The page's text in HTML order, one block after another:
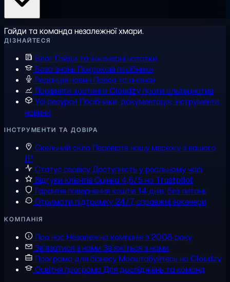
Гайди та команда незалежної хмари.
ДІЗНАЙТЕСЯ
Блог Гайди та інженерні нотатки
База знань Покрокові посібники
Редакція новин Преса та анонси
Порівняти хостинги Cloudzy проти альтернатив
Усі ресурси Посібники, документація, інструменти,
новини
ІНСТРУМЕНТИ ТА ДОВІРА
Скельний скло Перевірте нашу мережу з вашого
IP
Статус сервісуДоступність у реальному часі
Відгуки клієнтівОцінка 4,6/5 на Trustpilot
Гарантія повернення коштів14 днів, без питань
Отримати підтримку 24/7, справжні інженери
КОМПАНІЯ
Про насНезалежна компанія з 2008 року
Зв'язатися з нами Зв'яжіться з нами
Програма для бізнесуМасштабуйтесь на Cloudzy
Освітня програмаДля досліджень та команд